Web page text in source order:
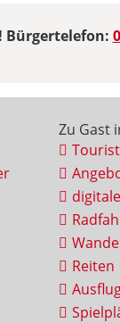
Bürgertelefon:
Zu Gast
Reiten